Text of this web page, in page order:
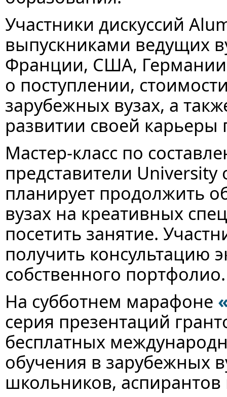
Участники дискуссий
выпускниками ведущих
Франции, США,
о поступлении,
зарубежных вузах, а
развитии своей
Мастер-класс по
представители
планирует продолжить
вузах на креативных
посетить занятие.
получить консультацию
собственного портфолио.
На субботнем марафоне
серия презентаций
бесплатных
обучения в зарубежных
школьников,